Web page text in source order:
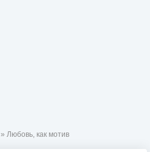
» Любовь, как мотив